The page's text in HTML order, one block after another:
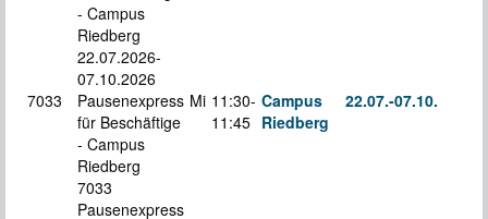
- Campus
Riedberg
22.07.2026-
07.10.2026
7033
Pausenexpress
für Beschäftige
- Campus
Riedberg
7033
Pausenexpress
Mi 11:30-
11:45
Campus
Riedberg
22.07.-07.10.